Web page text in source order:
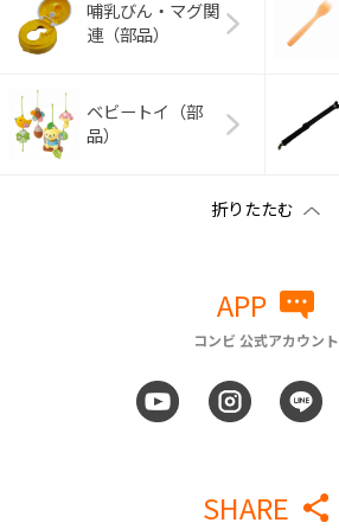
哺乳びん・マグ関
連（部品）
ベビートイ（部
品）
APP
コンビ 公式アカウント
SHARE